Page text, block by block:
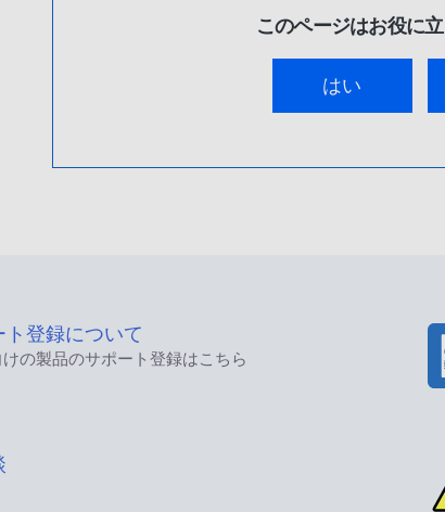
このページはお役に
はい
登録について
の製品のサポート登録はこちら